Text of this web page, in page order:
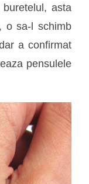
asta
o sa-l schimb
a confirmat
pensulele